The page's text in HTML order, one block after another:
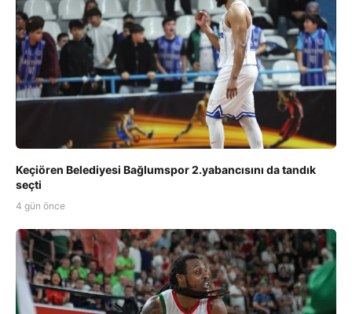
Keçiören Belediyesi Bağlumspor 2.yabancısını da tandık
seçti
4 gün önce